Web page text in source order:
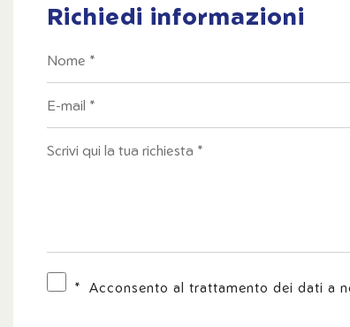
Richiedi informazioni
Nome
E-mail
Note
Privacy check
* Acconsento al trattamento dei dati a